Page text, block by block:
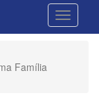
Família